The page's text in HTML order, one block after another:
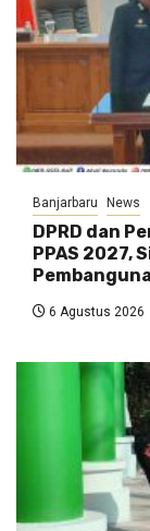
Banjarbaru News
DPRD dan
PPAS 2027,
6 Agustus 2026